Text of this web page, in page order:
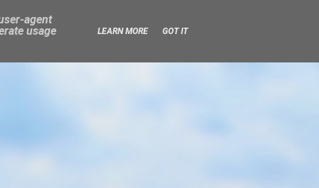
agent
usage
LEARN MORE GOT IT